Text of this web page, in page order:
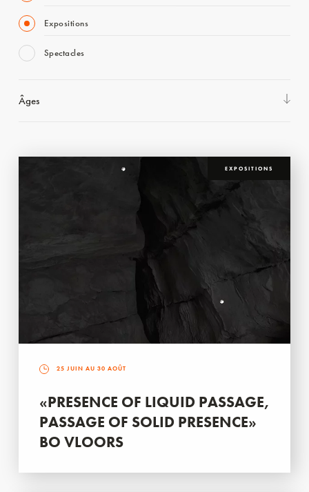
Expositions
Spectacles
Âges
EXPOSITIONS
25 JUIN AU 30 AOÛT
«PRESENCE OF LIQUID PASSAGE,
PASSAGE OF SOLID PRESENCE»
BO VLOORS